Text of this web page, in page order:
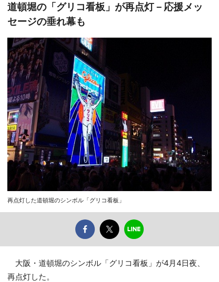
道頓堀の「グリコ看板」が再点灯－応援メッ
セージの垂れ幕も
再点灯した道頓堀のシンボル「グリコ看板」
大阪・道頓堀のシンボル「グリコ看板」が4月4日夜、
再点灯した。